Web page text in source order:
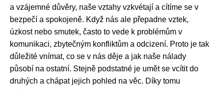
a vzájemné důvěry, naše vztahy vzkvétají a cítíme se v
bezpečí a spokojeně. Když nás ale přepadne vztek,
úzkost nebo smutek, často to vede k problémům v
komunikaci, zbytečným konfliktům a odcizení. Proto je tak
důležité vnímat, co se v nás děje a jak naše nálady
působí na ostatní. Stejně podstatné je umět se vcítit do
druhých a chápat jejich pohled na věc. Díky tomu